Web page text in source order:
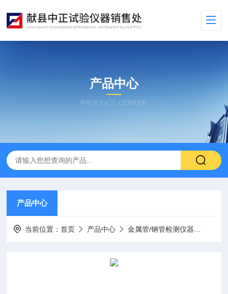
产品中心
PRODUCT CENTER
产品中心
当前位置：首页 产品中心 金属管/钢管检测仪器